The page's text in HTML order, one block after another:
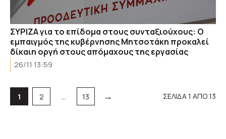
ΣΥΡΙΖΑ για το επίδομα στους συνταξιούχους: Ο
εμπαιγμός της κυβέρνησης Μητσοτάκη προκαλεί
δίκαιη οργή στους απόμαχους της εργασίας
26/11 13:59
Σελίδα
1 Σελίδα
2 … Σελίδα
13 → ΣΕΛΙΔΑ 1 ΑΠΟ 13